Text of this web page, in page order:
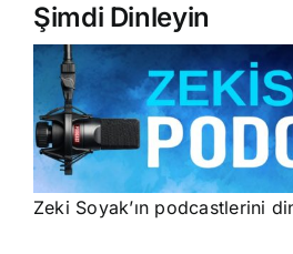
Şimdi Dinleyin
Zeki Soyak’ın podcastlerini